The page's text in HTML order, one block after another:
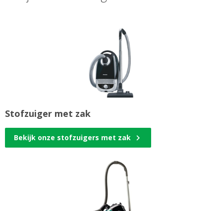
Stofzuiger met zak
Bekijk onze stofzuigers met zak